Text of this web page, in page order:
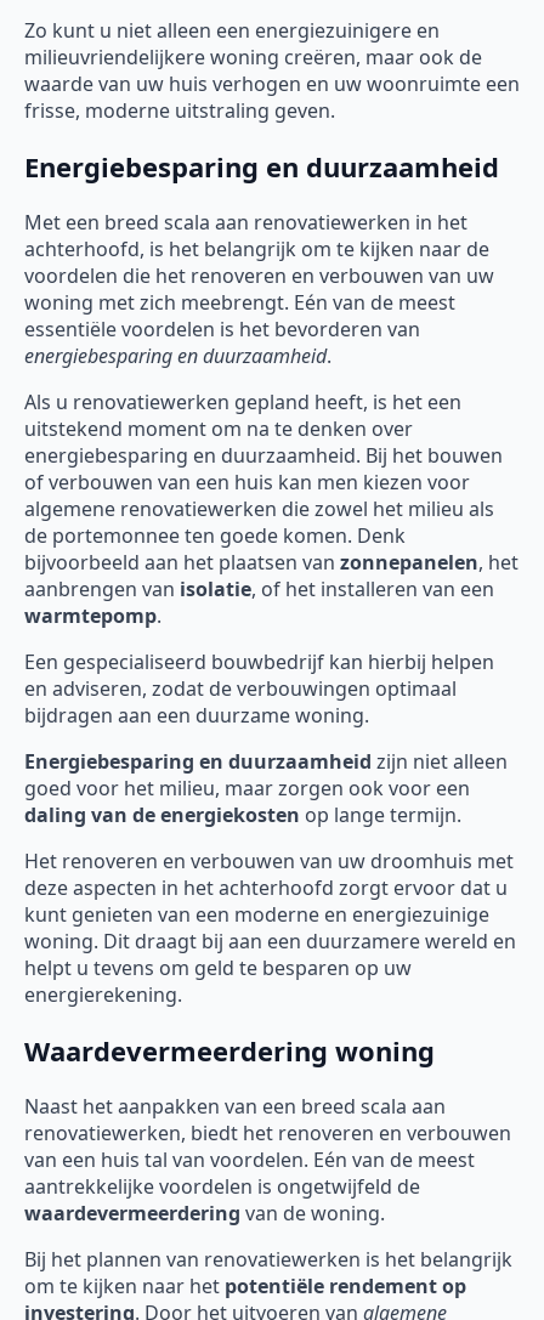
Zo kunt u niet alleen een energiezuinigere en
milieuvriendelijkere woning creëren, maar ook de
waarde van uw huis verhogen en uw woonruimte een
frisse, moderne uitstraling geven.
Energiebesparing en duurzaamheid
Met een breed scala aan renovatiewerken in het
achterhoofd, is het belangrijk om te kijken naar de
voordelen die het renoveren en verbouwen van uw
woning met zich meebrengt. Eén van de meest
essentiële voordelen is het bevorderen van
energiebesparing en duurzaamheid.
Als u renovatiewerken gepland heeft, is het een
uitstekend moment om na te denken over
energiebesparing en duurzaamheid. Bij het bouwen
of verbouwen van een huis kan men kiezen voor
algemene renovatiewerken die zowel het milieu als
de portemonnee ten goede komen. Denk
bijvoorbeeld aan het plaatsen van zonnepanelen, het
aanbrengen van isolatie, of het installeren van een
warmtepomp.
Een gespecialiseerd bouwbedrijf kan hierbij helpen
en adviseren, zodat de verbouwingen optimaal
bijdragen aan een duurzame woning.
Energiebesparing en duurzaamheid zijn niet alleen
goed voor het milieu, maar zorgen ook voor een
daling van de energiekosten op lange termijn.
Het renoveren en verbouwen van uw droomhuis met
deze aspecten in het achterhoofd zorgt ervoor dat u
kunt genieten van een moderne en energiezuinige
woning. Dit draagt bij aan een duurzamere wereld en
helpt u tevens om geld te besparen op uw
energierekening.
Waardevermeerdering woning
Naast het aanpakken van een breed scala aan
renovatiewerken, biedt het renoveren en verbouwen
van een huis tal van voordelen. Eén van de meest
aantrekkelijke voordelen is ongetwijfeld de
waardevermeerdering van de woning.
Bij het plannen van renovatiewerken is het belangrijk
om te kijken naar het potentiële rendement op
investering. Door het uitvoeren van algemene